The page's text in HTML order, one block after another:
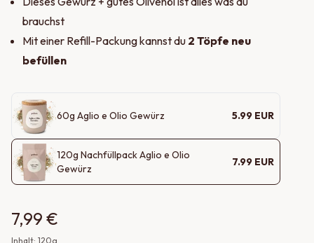
brauchst
Mit einer Refill-Packung kannst du 2 Töpfe neu
befüllen
60g Aglio e Olio Gewürz 5.99 EUR
120g Nachfüllpack Aglio e Olio
Gewürz
7.99 EUR
7,99 €
Inhalt: 120g